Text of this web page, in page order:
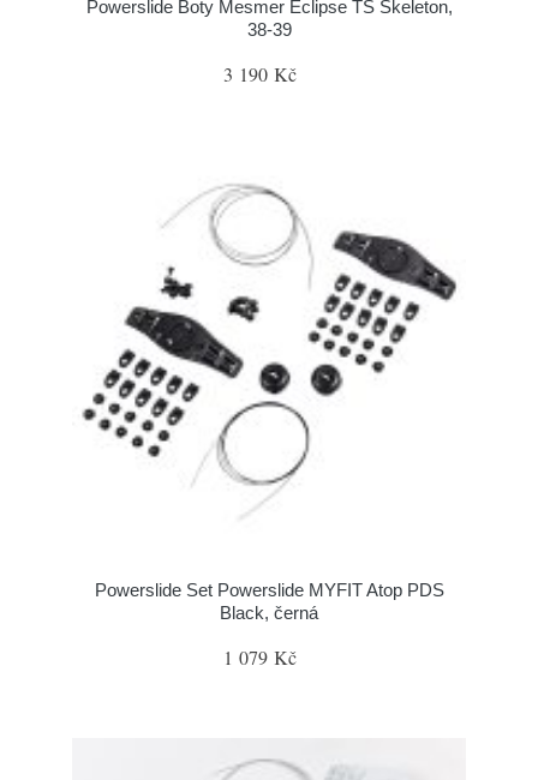
Powerslide Boty Mesmer Eclipse TS Skeleton,
38-39
3 190 Kč
Powerslide Set Powerslide MYFIT Atop PDS
Black, černá
1 079 Kč